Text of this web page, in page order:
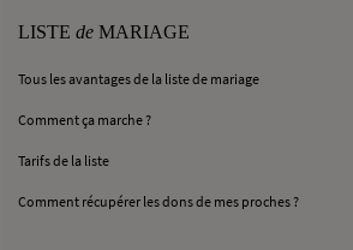
LISTE de MARIAGE
Tous les avantages de la liste de mariage
Comment ça marche ?
Tarifs de la liste
Comment récupérer les dons de mes proches ?